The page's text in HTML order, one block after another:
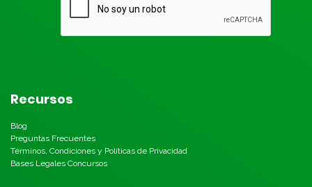
Recursos
Blog
Preguntas Frecuentes
Términos, Condiciones y Políticas de Privacidad
Bases Legales Concursos